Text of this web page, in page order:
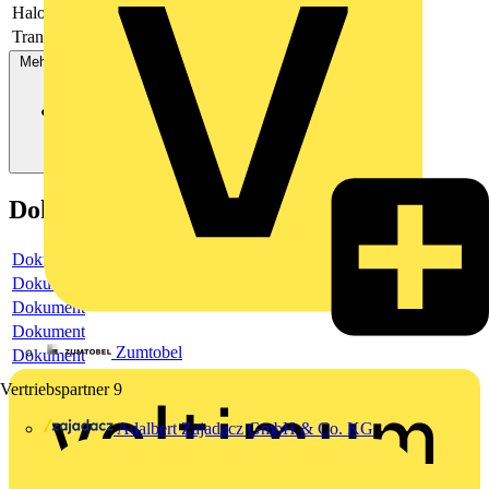
Zumtobel
Vertriebspartner 9
Adalbert Zajadacz GmbH & Co. KG
Halogenfrei
Transparent
Nein
Mehr anzeigen
Dokumente
Dokument
Dokument
Dokument
Dokument
Dokument